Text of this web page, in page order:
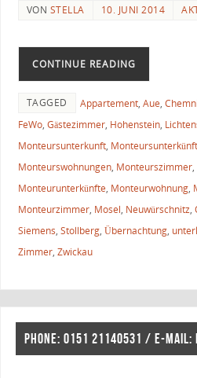
VON STELLA 10. JUNI 2014
CONTINUE READING
TAGGED Appartement, Aue,
FeWo, Gästezimmer, Hohenstein,
Monteursunterkunft,
Monteurswohnungen, Monteurszimmer,
Monteurunterkünfte, Monteurwohnung,
Monteurzimmer, Mosel, Neuwürschnitz,
Siemens, Stollberg, Übernachtung,
Zimmer, Zwickau
PHONE: 0151 21140531 / E-MAIL: